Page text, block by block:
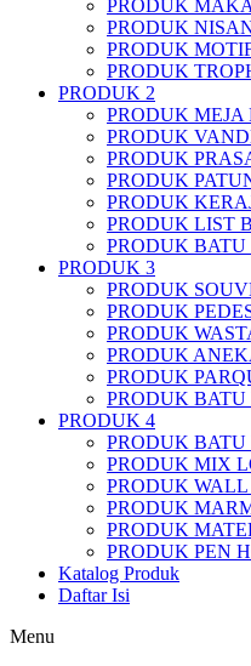
PRODUK
PRODUK
PRODUK
PRODUK
PRODUK 2
PRODUK
PRODUK
PRODUK
PRODUK
PRODUK
PRODUK LIST
PRODUK BATU
PRODUK 3
PRODUK
PRODUK
PRODUK
PRODUK
PRODUK
PRODUK
PRODUK 4
PRODUK BATU
PRODUK MIX
PRODUK
PRODUK
PRODUK
PRODUK PEN
Katalog Produk
Daftar Isi
Menu